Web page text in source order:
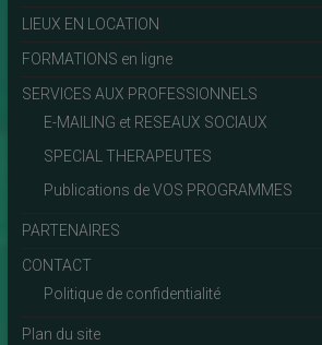
LIEUX EN LOCATION
FORMATIONS en ligne
SERVICES AUX PROFESSIONNELS
E-MAILING et RESEAUX SOCIAUX
SPECIAL THERAPEUTES
Publications de VOS PROGRAMMES
PARTENAIRES
CONTACT
Politique de confidentialité
Plan du site